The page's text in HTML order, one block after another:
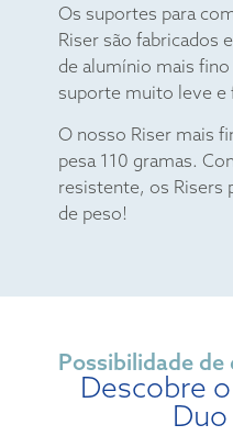
Os suportes para
Riser são fabricados
de alumínio mais
suporte muito leve e
O nosso Riser mais
pesa 110 gramas.
resistente, os Risers
de peso!
Possibilidade
Descobre
Duo